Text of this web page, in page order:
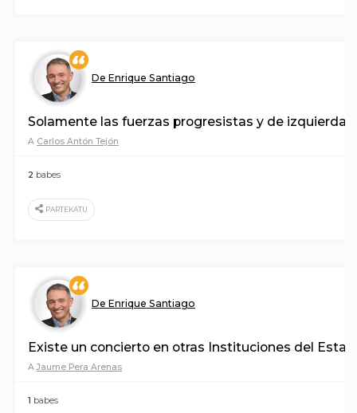
De Enrique Santiago
Solamente las fuerzas progresistas y de
A Carlos Antón Tejón
2 babes
PARTEKATU
De Enrique Santiago
Existe un concierto en otras Instituciones del
A Jaume Pera Arenas
1 babes